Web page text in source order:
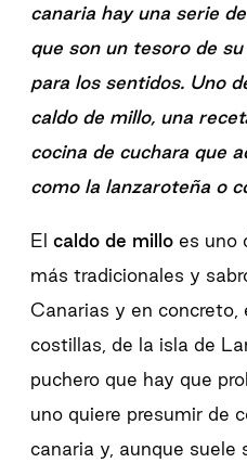
canaria hay una serie
que son un tesoro de
para los sentidos. Uno
caldo de millo, una
cocina de cuchara que
como la lanzaroteña o
El caldo de millo es uno
más tradicionales y
Canarias y en concreto,
costillas, de la isla de
puchero que hay que
uno quiere presumir de
canaria y, aunque suele